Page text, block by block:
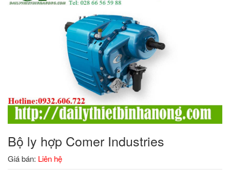
Bộ ly hợp Comer Industries
Giá bán: Liên hệ